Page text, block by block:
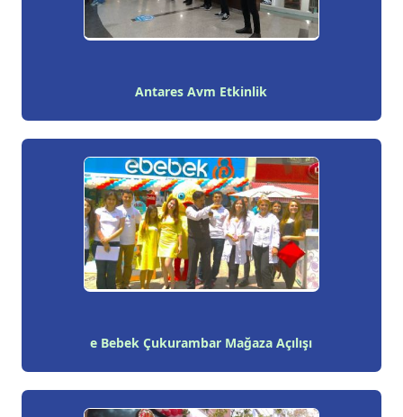
Antares Avm Etkinlik
e Bebek Çukurambar Mağaza Açılışı